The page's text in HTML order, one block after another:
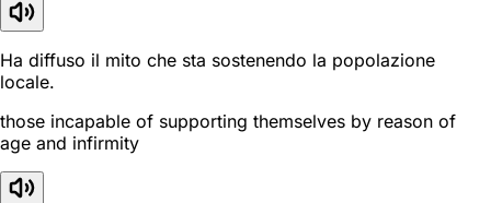
Ha diffuso il mito che sta sostenendo la popolazione
locale.
those incapable of supporting themselves by reason of
age and infirmity